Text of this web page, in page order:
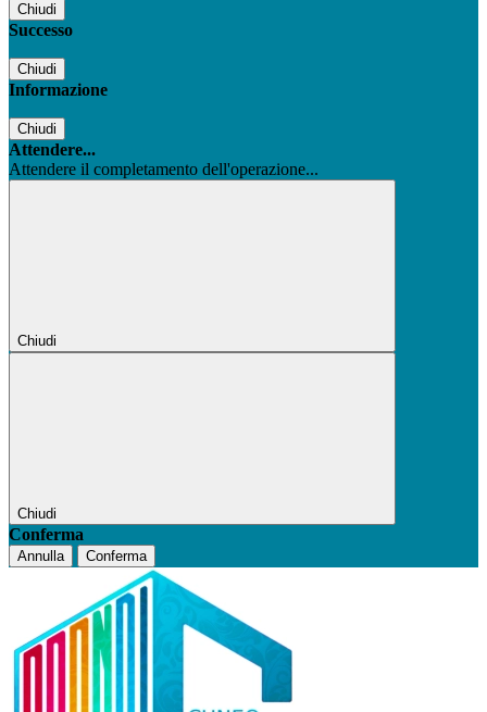
Chiudi
Successo
Chiudi
Informazione
Chiudi
Attendere...
Attendere il completamento dell'operazione...
Chiudi
Chiudi
Conferma
Annulla Conferma